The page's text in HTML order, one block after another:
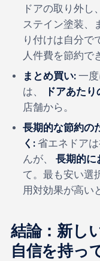
ドアの取り外
ステイン塗装、
り付けは自分で
人件費を節約で
まとめ買い: 一
は、
ドアあた
店舗から。
長期的な節約の
く: 省エネドア
んが、 長期的に
て。最も安い選
用対効果が高い
結論：新し
自信を持っ